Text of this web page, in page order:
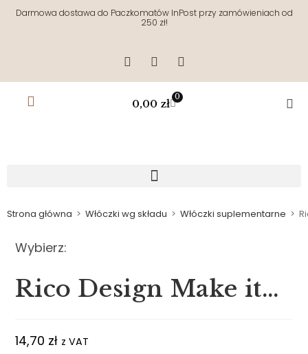
Darmowa dostawa do Paczkomatów InPost przy zamówieniach od
250 zł!
0,00 zł
0
Strona główna > Włóczki wg składu > Włóczki suplementarne >
Wybierz:
Rico Design Make it…
14,70 zł z VAT